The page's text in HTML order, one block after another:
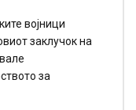
војници
заклучок на
за